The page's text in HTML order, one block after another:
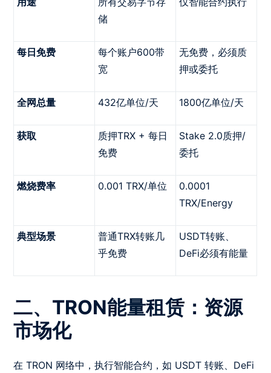
储
每日免费
每个账户600带
宽
无免费，必须质
押或委托
全网总量 432亿单位/天 1800亿单位/天
获取
质押TRX + 每日
免费
Stake 2.0质押/
委托
燃烧费率 0.001 TRX/单位
0.0001
TRX/Energy
典型场景
普通TRX转账几
乎免费
USDT转账、
DeFi必须有能量
二、TRON能量租赁：资源
市场化
在 TRON 网络中，执行智能合约，如 USDT 转账、DeFi